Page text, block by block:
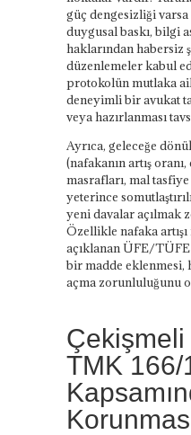
güç dengesizliği varsa
duygusal baskı, bilgi
haklarından habersiz
düzenlemeler kabul
protokolün mutlaka
deneyimli bir avukat
veya hazırlanması
Ayrıca, geleceğe
(nafakanın artış
masrafları, mal
yeterince
yeni davalar açılmak
Özellikle nafaka
açıklanan ÜFE/TÜFE
bir madde eklenmesi,
açma zorunluluğunu
TMK 166/